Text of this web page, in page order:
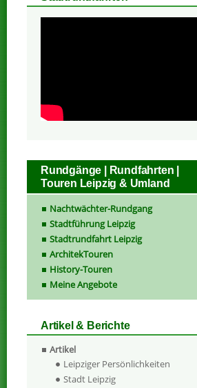
Rundgänge | Rundfahrten |
Touren Leipzig & Umland
Nachtwächter-Rundgang
Stadtführung Leipzig
Stadtrundfahrt Leipzig
ArchitekTouren
History-Touren
Meine Angebote
Artikel & Berichte
Artikel
Leipziger Persönlichkeiten
Stadt Leipzig